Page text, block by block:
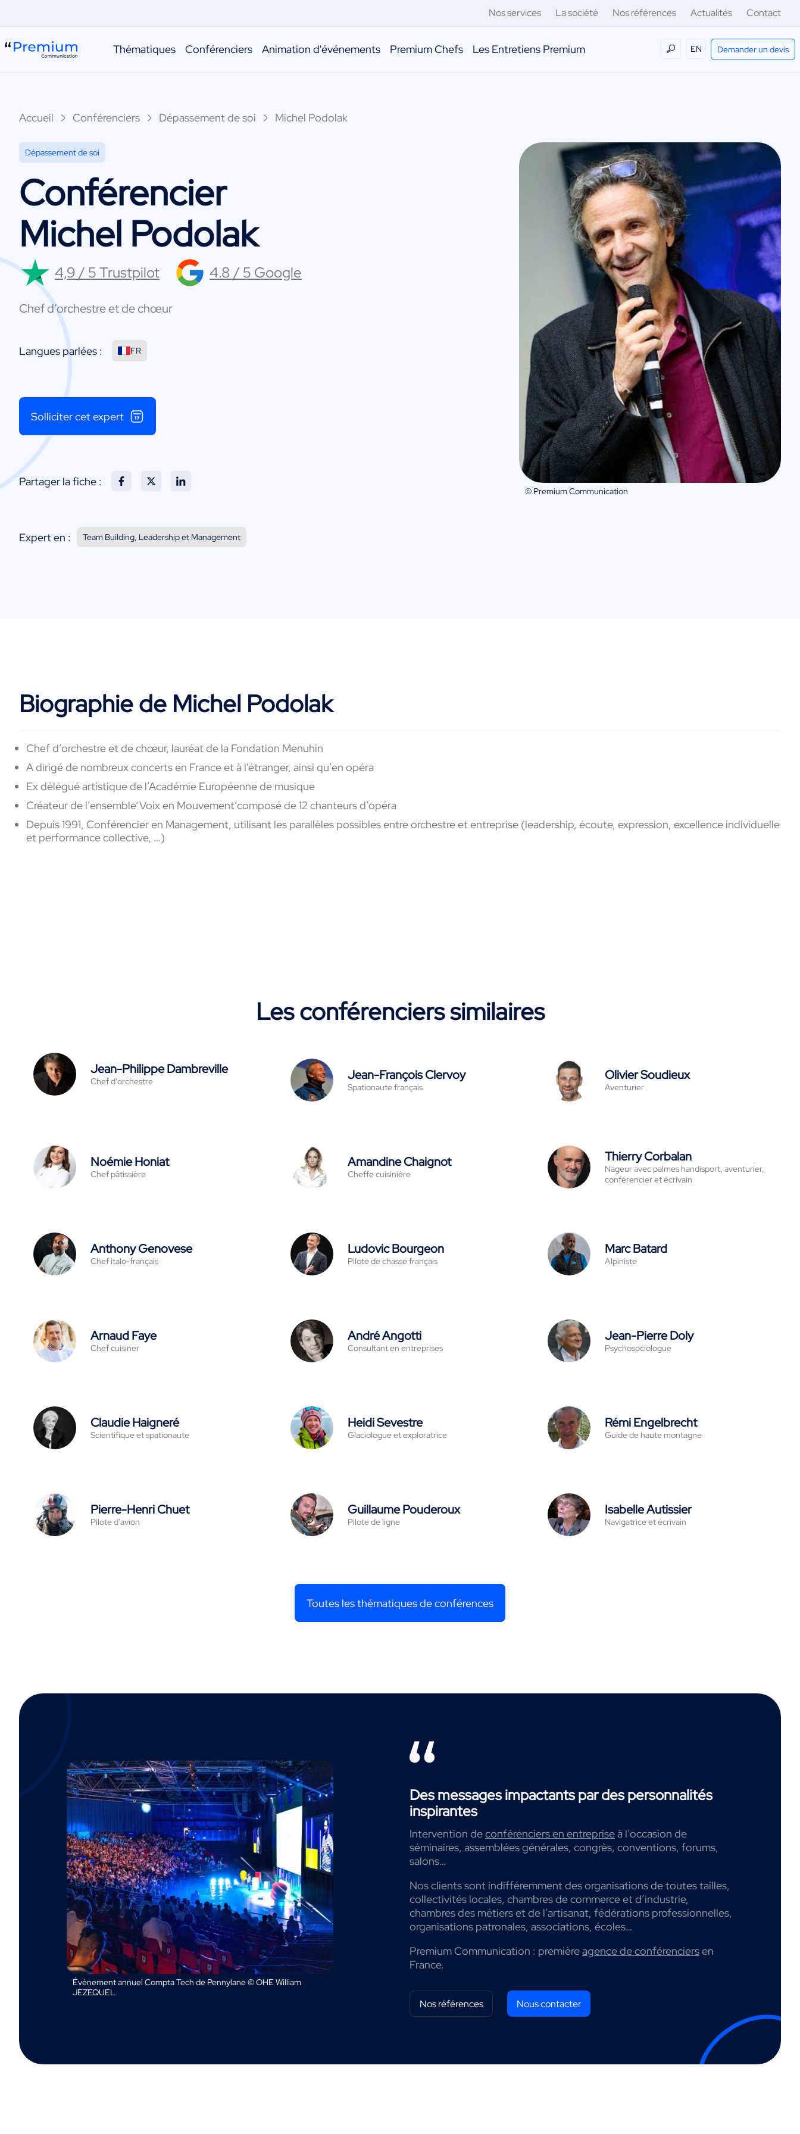
Nos services La société Nos références Actualités Contact
Thématiques Conférenciers Animation d'événements Premium Chefs Les Entretiens Premium EN Demander un devis
Accueil Conférenciers Dépassement de soi Michel Podolak
© Premium Communication
Dépassement de soi
Conférencier
Michel Podolak
4,9 / 5 Trustpilot 4.8 / 5 Google
Chef d’orchestre et de chœur
Langues parlées : FR
Solliciter cet expert
Partager la fiche :
Expert en : Team Building, Leadership et Management
Biographie de Michel Podolak
Chef d’orchestre et de chœur, lauréat de la Fondation Menuhin
A dirigé de nombreux concerts en France et à l'étranger, ainsi qu’en opéra
Ex délégué artistique de l’Académie Européenne de musique
Créateur de l’ensemble‘Voix en Mouvement’composé de 12 chanteurs d’opéra
Depuis 1991, Conférencier en Management, utilisant les parallèles possibles entre orchestre et entreprise (leadership, écoute, expression, excellence individuelle
et performance collective, …)
Les conférenciers similaires
Jean-Philippe Dambreville
Chef d'orchestre Jean-François Clervoy
Spationaute français
Olivier Soudieux
Aventurier
Noémie Honiat
Chef pâtissière
Amandine Chaignot
Cheffe cuisinière
Thierry Corbalan
Nageur avec palmes handisport, aventurier,
conférencier et écrivain
Anthony Genovese
Chef italo-français
Ludovic Bourgeon
Pilote de chasse français
Marc Batard
Alpiniste
Arnaud Faye
Chef cuisiner
André Angotti
Consultant en entreprises
Jean-Pierre Doly
Psychosociologue
Claudie Haigneré
Scientifique et spationaute
Heidi Sevestre
Glaciologue et exploratrice
Rémi Engelbrecht
Guide de haute montagne
Pierre-Henri Chuet
Pilote d'avion
Guillaume Pouderoux
Pilote de ligne
Isabelle Autissier
Navigatrice et écrivain
Toutes les thématiques de conférences
Événement annuel Compta Tech de Pennylane © OHE William
JEZEQUEL
Des messages impactants par des personnalités
inspirantes
Intervention deconférenciers en entrepriseà l’occasion de
séminaires, assemblées générales, congrès, conventions, forums,
salons…
Nos clients sont indifféremment des organisations de toutes tailles,
collectivités locales, chambres de commerce et d’industrie,
chambres des métiers et de l’artisanat, fédérations professionnelles,
organisations patronales, associations, écoles…
Premium Communication : premièreagence de conférenciersen
France.
Nos références Nous contacter